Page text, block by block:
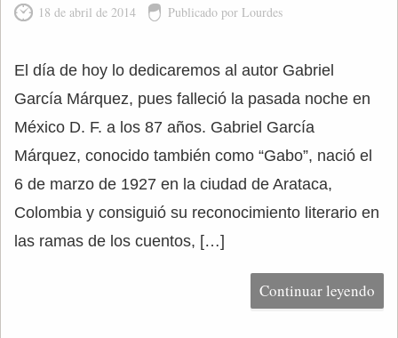
18 de abril de 2014 Publicado por Lourdes
El día de hoy lo dedicaremos al autor Gabriel
García Márquez, pues falleció la pasada noche en
México D. F. a los 87 años. Gabriel García
Márquez, conocido también como “Gabo”, nació el
6 de marzo de 1927 en la ciudad de Arataca,
Colombia y consiguió su reconocimiento literario en
las ramas de los cuentos, […]
Continuar leyendo